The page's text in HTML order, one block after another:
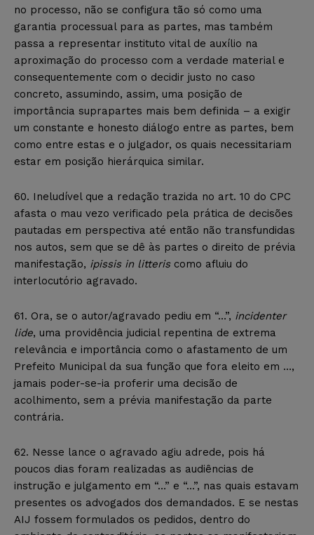
no processo, não se configura tão só como uma
garantia processual para as partes, mas também
passa a representar instituto vital de auxílio na
aproximação do processo com a verdade material e
consequentemente com o decidir justo no caso
concreto, assumindo, assim, uma posição de
importância suprapartes mais bem definida – a exigir
um constante e honesto diálogo entre as partes, bem
como entre estas e o julgador, os quais necessitariam
estar em posição hierárquica similar.
60. Ineludível que a redação trazida no art. 10 do CPC
afasta o mau vezo verificado pela prática de decisões
pautadas em perspectiva até então não transfundidas
nos autos, sem que se dê às partes o direito de prévia
manifestação, ipissis in litteriscomo afluiu do
interlocutório agravado.
61. Ora, se o autor/agravado pediu em “…”, incidenter
lide, uma providência judicial repentina de extrema
relevância e importância como o afastamento de um
Prefeito Municipal da sua função que fora eleito em …,
jamais poder-se-ia proferir uma decisão de
acolhimento, sem a prévia manifestação da parte
contrária.
62. Nesse lance o agravado agiu adrede, pois há
poucos dias foram realizadas as audiências de
instrução e julgamento em “…” e “…”, nas quais estavam
presentes os advogados dos demandados. E se nestas
AIJ fossem formulados os pedidos, dentro do